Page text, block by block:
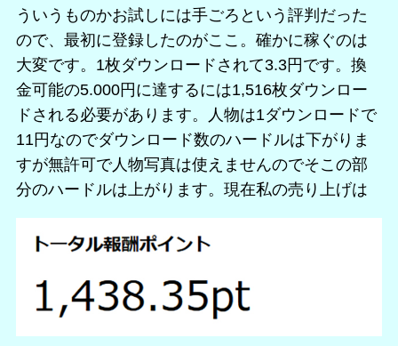
ういうものかお試しには手ごろという評判だった
ので、最初に登録したのがここ。確かに稼ぐのは
大変です。1枚ダウンロードされて3.3円です。換
金可能の5.000円に達するには1,516枚ダウンロー
ドされる必要があります。人物は1ダウンロードで
11円なのでダウンロード数のハードルは下がりま
すが無許可で人物写真は使えませんのでそこの部
分のハードルは上がります。現在私の売り上げは